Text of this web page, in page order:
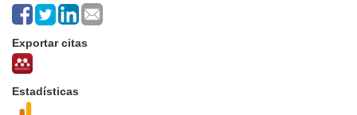
Exportar citas
Estadísticas